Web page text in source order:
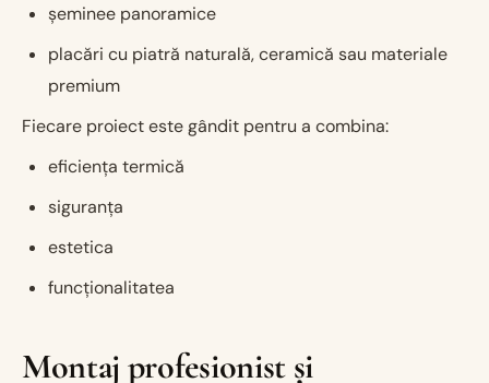
șeminee panoramice
placări cu piatră naturală, ceramică sau materiale
premium
Fiecare proiect este gândit pentru a combina:
eficiența termică
siguranța
estetica
funcționalitatea
Montaj profesionist și